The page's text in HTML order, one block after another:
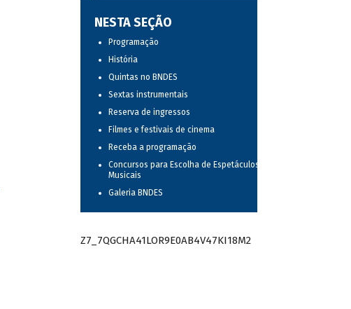
NESTA SEÇÃO
Programação
História
Quintas no BNDES
Sextas instrumentais
Reserva de ingressos
Filmes e festivais de cinema
Receba a programação
Concursos para Escolha de Espetáculos
Musicais
Galeria BNDES
Z7_7QGCHA41LOR9E0AB4V47KI18M2